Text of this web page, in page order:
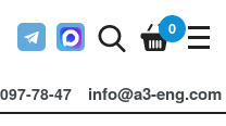
78-47 info@a3-eng.com
0